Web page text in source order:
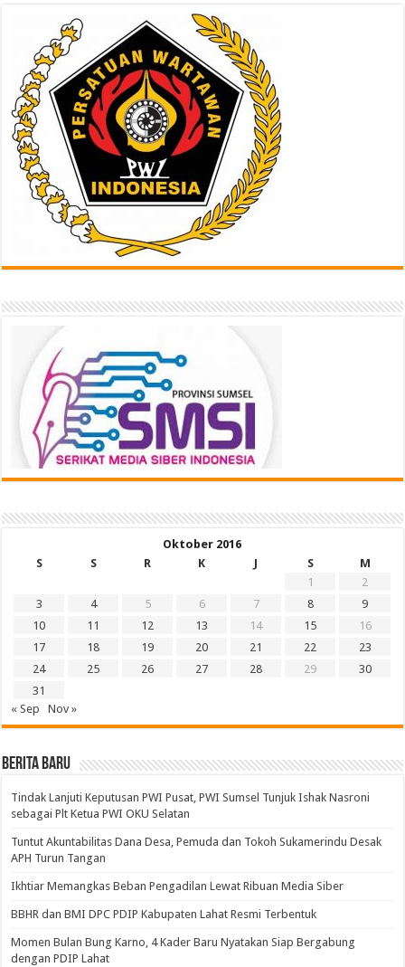
Oktober 2016
S
S R K J S
M
1
2
3
4 5 6 7 8
9
10
11 12 13 14 15
16
17
18 19 20 21 22
23
24
25 26 27 28 29
30
31
« Sep
Nov »
BERITA BARU
Tindak Lanjuti Keputusan PWI Pusat, PWI Sumsel Tunjuk Ishak Nasroni
sebagai Plt Ketua PWI OKU Selatan
Tuntut Akuntabilitas Dana Desa, Pemuda dan Tokoh Sukamerindu Desak
APH Turun Tangan
Ikhtiar Memangkas Beban Pengadilan Lewat Ribuan Media Siber
BBHR dan BMI DPC PDIP Kabupaten Lahat Resmi Terbentuk
Momen Bulan Bung Karno, 4 Kader Baru Nyatakan Siap Bergabung
dengan PDIP Lahat